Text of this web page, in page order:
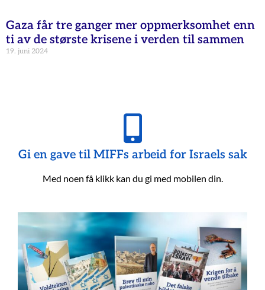
Gaza får tre ganger mer oppmerksomhet enn
ti av de største krisene i verden til sammen
19. juni 2024
Gi en gave til MIFFs arbeid for Israels sak
Med noen få klikk kan du gi med mobilen din.